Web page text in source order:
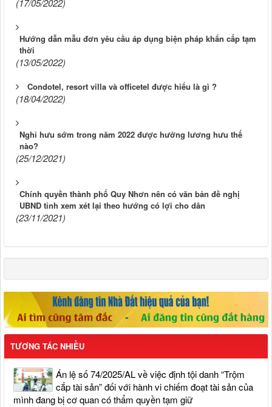
Hướng dẫn mẫu đơn yêu cầu áp dụng biện pháp khẩn cấp tạm
thời
(13/05/2022)
Condotel, resort villa và officetel được hiểu là gì ?
(18/04/2022)
Nghỉ hưu sớm trong năm 2022 được hưởng lương hưu thế
nào?
(25/12/2021)
Chính quyền thành phố Quy Nhơn nên có văn bản đề nghị
UBND tỉnh xem xét lại theo hướng có lợi cho dân
(23/11/2021)
TƯƠNG TÁC NHIỀU
Án lệ số 74/2025/AL về việc định tội danh “Trộm
cắp tài sản” đối với hành vi chiếm đoạt tài sản của
mình đang bị cơ quan có thẩm quyền tạm giữ